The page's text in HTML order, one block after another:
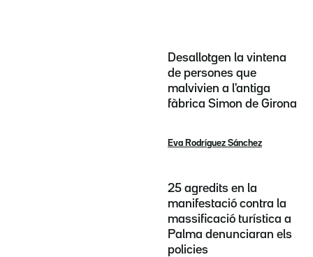
Desallotgen la vintena
de persones que
malvivien a l'antiga
fàbrica Simon de Girona
Eva Rodríguez Sánchez
25 agredits en la
manifestació contra la
massificació turística a
Palma denunciaran els
policies